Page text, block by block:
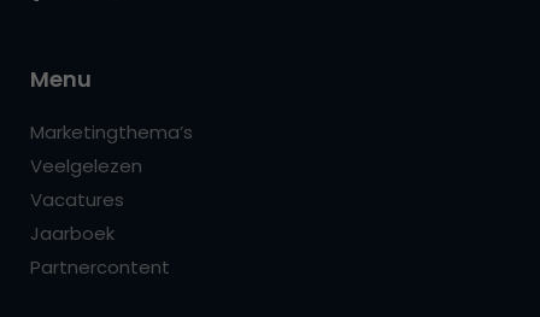
Menu
Marketingthema’s
Veelgelezen
Vacatures
Jaarboek
Partnercontent